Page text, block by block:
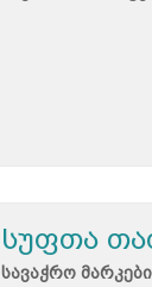
სუფთა
სავაჭრო